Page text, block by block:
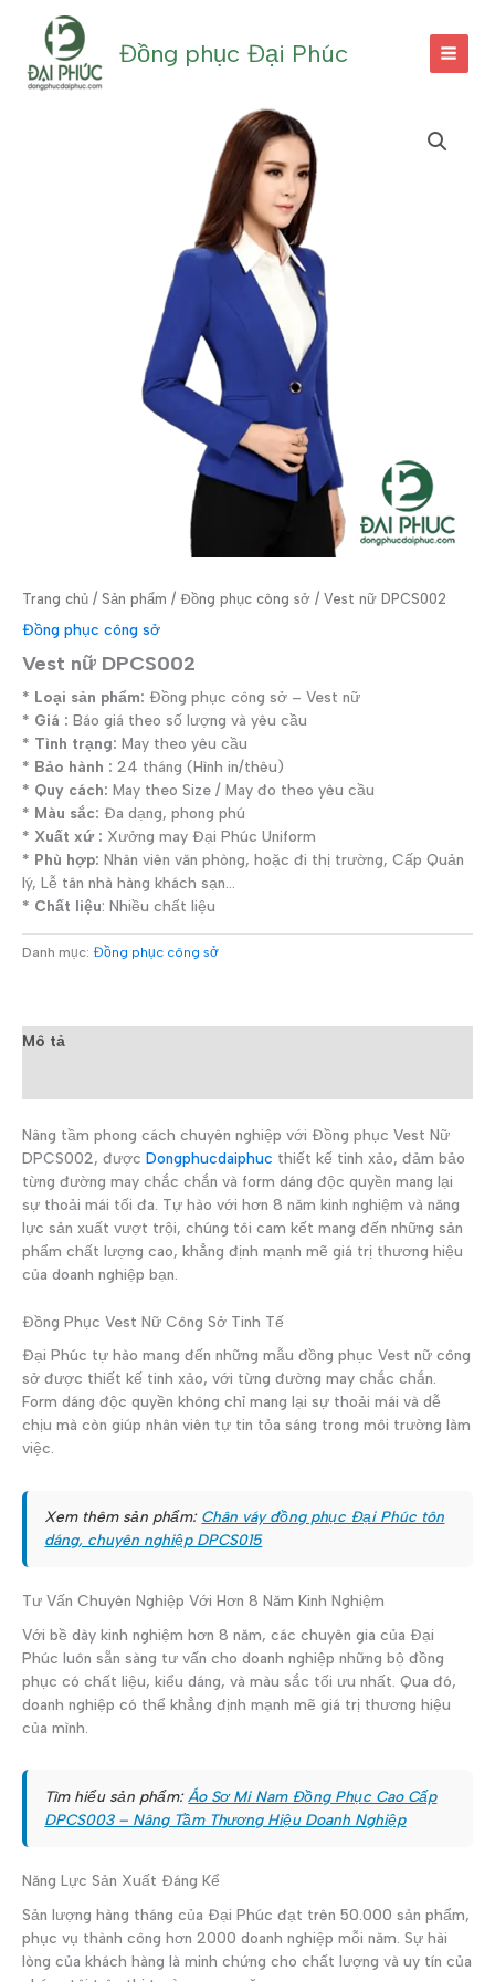
dung
Đồng phục Đại Phúc
Trang chủ / Sản phẩm / Đồng phục công sở / Vest nữ DPCS002
Đồng phục công sở
Vest nữ DPCS002
* Loại sản phẩm: Đồng phục công sở – Vest nữ
* Giá : Báo giá theo số lượng và yêu cầu
* Tình trạng: May theo yêu cầu
* Bảo hành : 24 tháng (Hình in/thêu)
* Quy cách: May theo Size / May đo theo yêu cầu
* Màu sắc: Đa dạng, phong phú
* Xuất xứ : Xưởng may Đại Phúc Uniform
* Phù hợp: Nhân viên văn phòng, hoặc đi thị trường, Cấp Quản
lý, Lễ tân nhà hàng khách sạn…
* Chất liệu: Nhiều chất liệu
Danh mục: Đồng phục công sở
Mô tả
Nâng tầm phong cách chuyên nghiệp với Đồng phục Vest Nữ
DPCS002, được Dongphucdaiphuc thiết kế tinh xảo, đảm bảo
từng đường may chắc chắn và form dáng độc quyền mang lại
sự thoải mái tối đa. Tự hào với hơn 8 năm kinh nghiệm và năng
lực sản xuất vượt trội, chúng tôi cam kết mang đến những sản
phẩm chất lượng cao, khẳng định mạnh mẽ giá trị thương hiệu
của doanh nghiệp bạn.
Đồng Phục Vest Nữ Công Sở Tinh Tế
Đại Phúc tự hào mang đến những mẫu đồng phục Vest nữ công
sở được thiết kế tinh xảo, với từng đường may chắc chắn.
Form dáng độc quyền không chỉ mang lại sự thoải mái và dễ
chịu mà còn giúp nhân viên tự tin tỏa sáng trong môi trường làm
việc.
Xem thêm sản phẩm: Chân váy đồng phục Đại Phúc tôn
dáng, chuyên nghiệp DPCS015
Tư Vấn Chuyên Nghiệp Với Hơn 8 Năm Kinh Nghiệm
Với bề dày kinh nghiệm hơn 8 năm, các chuyên gia của Đại
Phúc luôn sẵn sàng tư vấn cho doanh nghiệp những bộ đồng
phục có chất liệu, kiểu dáng, và màu sắc tối ưu nhất. Qua đó,
doanh nghiệp có thể khẳng định mạnh mẽ giá trị thương hiệu
của mình.
Tìm hiểu sản phẩm: Áo Sơ Mi Nam Đồng Phục Cao Cấp
DPCS003 – Nâng Tầm Thương Hiệu Doanh Nghiệp
Năng Lực Sản Xuất Đáng Kể
Sản lượng hàng tháng của Đại Phúc đạt trên 50.000 sản phẩm,
phục vụ thành công hơn 2000 doanh nghiệp mỗi năm. Sự hài
lòng của khách hàng là minh chứng cho chất lượng và uy tín của